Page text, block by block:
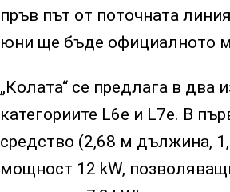
пръв път от поточната
юни ще бъде официалното
„Колата“ се предлага в два
категориите L6e и L7e. В
средство (2,68 м дължина,
мощност 12 kW,